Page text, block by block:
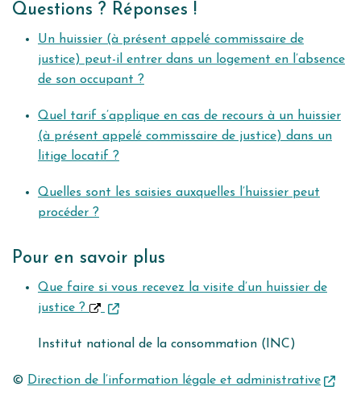
Questions ? Réponses !
Un huissier (à présent appelé commissaire de
justice) peut-il entrer dans un logement en l’absence
de son occupant ?
Quel tarif s’applique en cas de recours à un huissier
(à présent appelé commissaire de justice) dans un
litige locatif ?
Quelles sont les saisies auxquelles l’huissier peut
procéder ?
Pour en savoir plus
Que faire si vous recevez la visite d’un huissier de
justice ?
Institut national de la consommation (INC)
© Direction de l’information légale et administrative